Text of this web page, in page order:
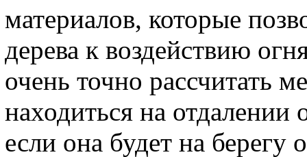
материалов, которые
дерева к воздействию
очень точно рассчитать
находиться на
если она будет на берегу